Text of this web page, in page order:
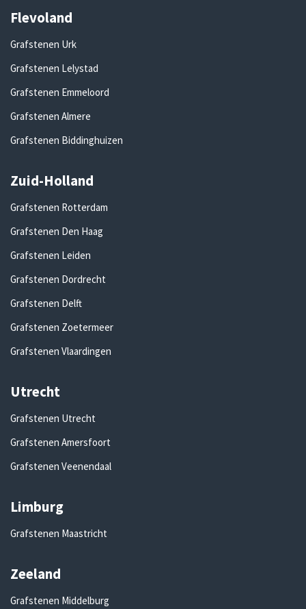
Flevoland
Grafstenen Urk
Grafstenen Lelystad
Grafstenen Emmeloord
Grafstenen Almere
Grafstenen Biddinghuizen
Zuid-Holland
Grafstenen Rotterdam
Grafstenen Den Haag
Grafstenen Leiden
Grafstenen Dordrecht
Grafstenen Delft
Grafstenen Zoetermeer
Grafstenen Vlaardingen
Utrecht
Grafstenen Utrecht
Grafstenen Amersfoort
Grafstenen Veenendaal
Limburg
Grafstenen Maastricht
Zeeland
Grafstenen Middelburg